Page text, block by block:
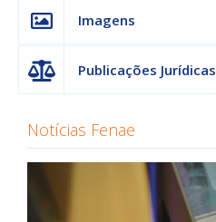
Imagens
Publicações Jurídicas
Notícias Fenae